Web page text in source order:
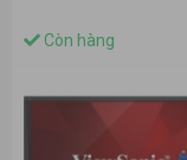
Còn hàng